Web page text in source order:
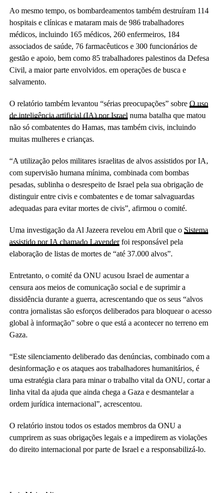
Ao mesmo tempo, os bombardeamentos também destruíram 114
hospitais e clínicas e mataram mais de 986 trabalhadores
médicos, incluindo 165 médicos, 260 enfermeiros, 184
associados de saúde, 76 farmacêuticos e 300 funcionários de
gestão e apoio, bem como 85 trabalhadores palestinos da Defesa
Civil, a maior parte envolvidos. em operações de busca e
salvamento.
O relatório também levantou “sérias preocupações” sobre O uso
de inteligência artificial (IA) por Israel numa batalha que matou
não só combatentes do Hamas, mas também civis, incluindo
muitas mulheres e crianças.
“A utilização pelos militares israelitas de alvos assistidos por IA,
com supervisão humana mínima, combinada com bombas
pesadas, sublinha o desrespeito de Israel pela sua obrigação de
distinguir entre civis e combatentes e de tomar salvaguardas
adequadas para evitar mortes de civis”, afirmou o comité.
Uma investigação da Al Jazeera revelou em Abril que o Sistema
assistido por IA chamado Lavenderfoi responsável pela
elaboração de listas de mortes de “até 37.000 alvos”.
Entretanto, o comité da ONU acusou Israel de aumentar a
censura aos meios de comunicação social e de suprimir a
dissidência durante a guerra, acrescentando que os seus “alvos
contra jornalistas são esforços deliberados para bloquear o acesso
global à informação” sobre o que está a acontecer no terreno em
Gaza.
“Este silenciamento deliberado das denúncias, combinado com a
desinformação e os ataques aos trabalhadores humanitários, é
uma estratégia clara para minar o trabalho vital da ONU, cortar a
linha vital da ajuda que ainda chega a Gaza e desmantelar a
ordem jurídica internacional”, acrescentou.
O relatório instou todos os estados membros da ONU a
cumprirem as suas obrigações legais e a impedirem as violações
do direito internacional por parte de Israel e a responsabilizá-lo.